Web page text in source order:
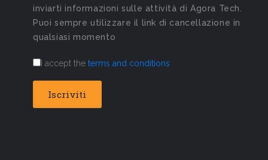
inviarti informazioni sulle attività di Agora Tech.
Puoi sempre utilizzare il link di cancellazione in
qualsiasi momento
I accept the terms and conditions